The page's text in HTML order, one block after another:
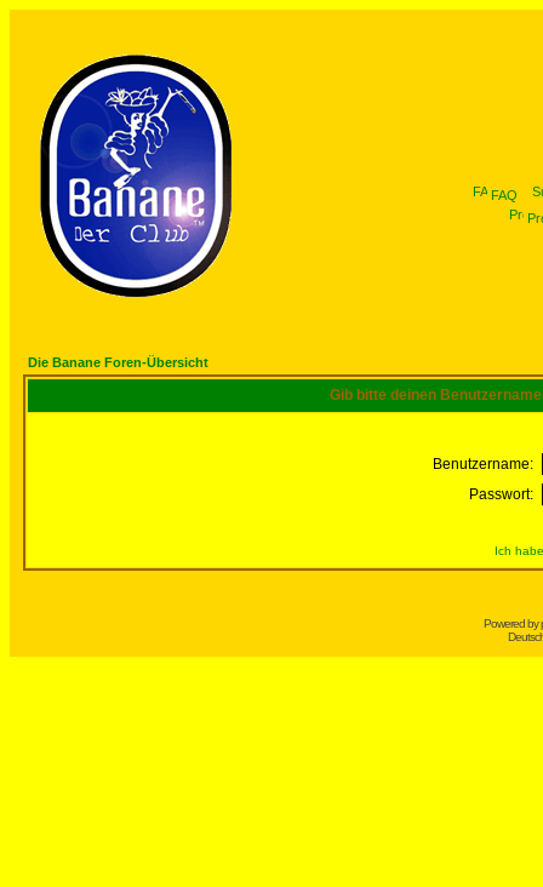
FAQ
Die Banane Foren-Übersicht
Gib bitte deinen
Benutzername:
Passwort:
Ich
Powered by